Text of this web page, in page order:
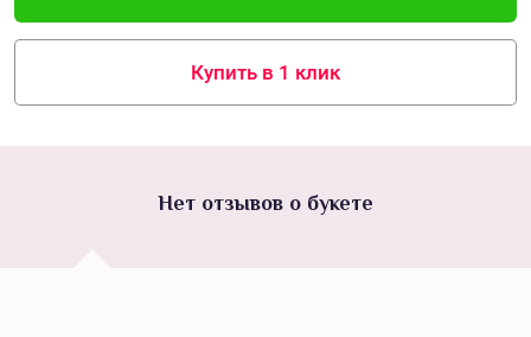
Купить в 1 клик
Нет отзывов о букете